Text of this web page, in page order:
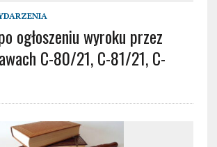
ogłoszeniu wyroku przez
C-80/21, C-81/21, C-